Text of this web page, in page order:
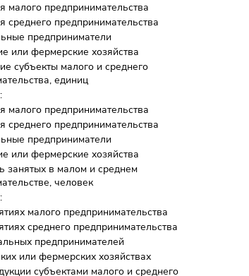
малого предпринимательства
среднего предпринимательства
предприниматели
или фермерские хозяйства
субъекты малого и среднего
единиц
малого предпринимательства
среднего предпринимательства
предприниматели
или фермерские хозяйства
занятых в малом и среднем
человек
малого предпринимательства
среднего предпринимательства
предпринимателей
или фермерских хозяйствах
субъектами малого и среднего